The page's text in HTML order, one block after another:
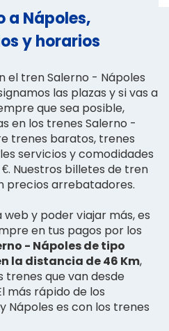
a Nápoles,
y horarios
el tren Salerno - Nápoles
las plazas y si vas a
que sea posible,
en los trenes Salerno -
trenes baratos, trenes
servicios y comodidades
Nuestros billetes de tren
precios arrebatadores.
y poder viajar más, es
en tus pagos por los
- Nápoles de tipo
la distancia de 46 Km,
trenes que van desde
más rápido de los
Nápoles es con los trenes